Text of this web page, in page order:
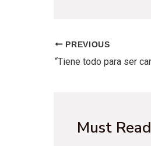
PREVIOUS
Must Read